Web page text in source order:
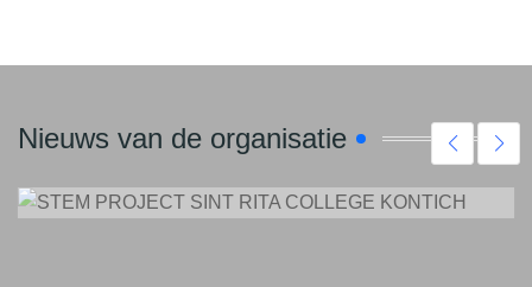
Nieuws van de organisatie
TRAJECTEN